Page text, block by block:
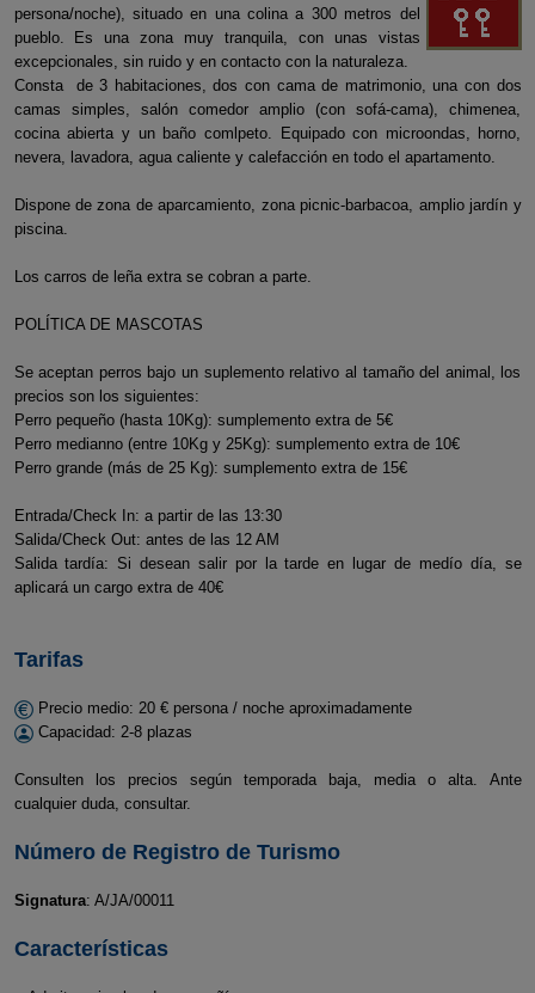
persona/noche), situado en una colina a 300 metros del
pueblo. Es una zona muy tranquila, con unas vistas
excepcionales, sin ruido y en contacto con la naturaleza.
Consta de 3 habitaciones, dos con cama de matrimonio, una con dos
camas simples, salón comedor amplio (con sofá-cama), chimenea,
cocina abierta y un baño comlpeto. Equipado con microondas, horno,
nevera, lavadora, agua caliente y calefacción en todo el apartamento.
Dispone de zona de aparcamiento, zona picnic-barbacoa, amplio jardín y
piscina.
Los carros de leña extra se cobran a parte.
POLÍTICA DE MASCOTAS
Se aceptan perros bajo un suplemento relativo al tamaño del animal, los
precios son los siguientes:
Perro pequeño (hasta 10Kg): sumplemento extra de 5€
Perro medianno (entre 10Kg y 25Kg): sumplemento extra de 10€
Perro grande (más de 25 Kg): sumplemento extra de 15€
Entrada/Check In: a partir de las 13:30
Salida/Check Out: antes de las 12 AM
Salida tardía: Si desean salir por la tarde en lugar de medío día, se
aplicará un cargo extra de 40€
Tarifas
Precio medio: 20 € persona / noche aproximadamente
Capacidad: 2-8 plazas
Consulten los precios según temporada baja, media o alta. Ante
cualquier duda, consultar.
Número de Registro de Turismo
Signatura: A/JA/00011
Características